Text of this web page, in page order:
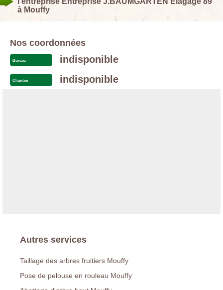
à Mouffy
Nos coordonnées
Bureau indisponible
Chantier indisponible
Autres services
Taillage des arbres fruitiers Mouffy
Pose de pelouse en rouleau Mouffy